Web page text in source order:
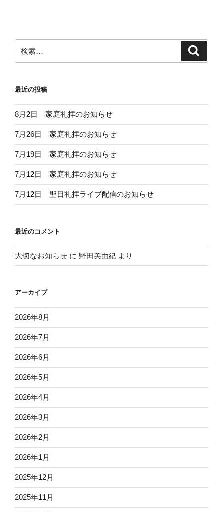
ン
索:
最近の投稿
8月2日 家庭礼拝のお知らせ
7月26日 家庭礼拝のお知らせ
7月19日 家庭礼拝のお知らせ
7月12日 家庭礼拝のお知らせ
7月12日 聖日礼拝ライブ配信のお知らせ
最近のコメント
大切なお知らせ に 野田美由紀 より
アーカイブ
2026年8月
2026年7月
2026年6月
2026年5月
2026年4月
2026年3月
2026年2月
2026年1月
2025年12月
2025年11月